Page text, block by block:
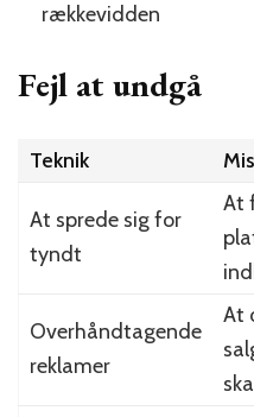
rækkevidden
Fejl at undgå
Teknik
At sprede sig for
tyndt
At
Overhåndtagende
reklamer
At